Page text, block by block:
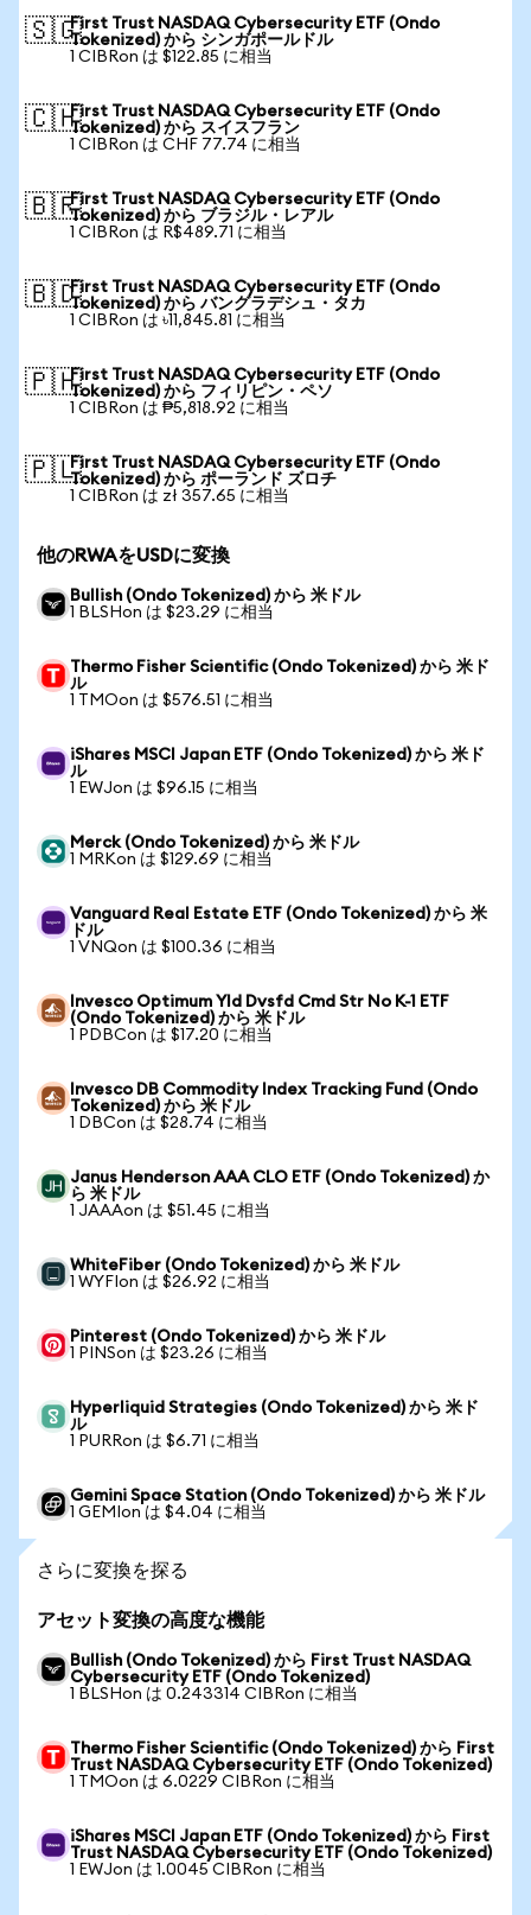
🇸🇬First Trust NASDAQ Cybersecurity ETF (Ondo
Tokenized) から シンガポールドル
1 CIBRon は $122.85 に相当
🇨🇭First Trust NASDAQ Cybersecurity ETF (Ondo
Tokenized) から スイスフラン
1 CIBRon は CHF 77.74 に相当
🇧🇷First Trust NASDAQ Cybersecurity ETF (Ondo
Tokenized) から ブラジル・レアル
1 CIBRon は R$489.71 に相当
🇧🇩First Trust NASDAQ Cybersecurity ETF (Ondo
Tokenized) から バングラデシュ・タカ
1 CIBRon は ৳11,845.81 に相当
🇵🇭First Trust NASDAQ Cybersecurity ETF (Ondo
Tokenized) から フィリピン・ペソ
1 CIBRon は ₱5,818.92 に相当
🇵🇱First Trust NASDAQ Cybersecurity ETF (Ondo
Tokenized) から ポーランド ズロチ
1 CIBRon は zł 357.65 に相当
他のRWAをUSDに変換
Bullish (Ondo Tokenized) から 米ドル
1 BLSHon は $23.29 に相当
Thermo Fisher Scientific (Ondo Tokenized) から 米ド
ル
1 TMOon は $576.51 に相当
iShares MSCI Japan ETF (Ondo Tokenized) から 米ド
ル
1 EWJon は $96.15 に相当
Merck (Ondo Tokenized) から 米ドル
1 MRKon は $129.69 に相当
Vanguard Real Estate ETF (Ondo Tokenized) から 米
ドル
1 VNQon は $100.36 に相当
Invesco Optimum Yld Dvsfd Cmd Str No K-1 ETF
(Ondo Tokenized) から 米ドル
1 PDBCon は $17.20 に相当
Invesco DB Commodity Index Tracking Fund (Ondo
Tokenized) から 米ドル
1 DBCon は $28.74 に相当
Janus Henderson AAA CLO ETF (Ondo Tokenized) か
ら 米ドル
1 JAAAon は $51.45 に相当
WhiteFiber (Ondo Tokenized) から 米ドル
1 WYFIon は $26.92 に相当
Pinterest (Ondo Tokenized) から 米ドル
1 PINSon は $23.26 に相当
Hyperliquid Strategies (Ondo Tokenized) から 米ド
ル
1 PURRon は $6.71 に相当
Gemini Space Station (Ondo Tokenized) から 米ドル
1 GEMIon は $4.04 に相当
さらに変換を探る
アセット変換の高度な機能
Bullish (Ondo Tokenized) から First Trust NASDAQ
Cybersecurity ETF (Ondo Tokenized)
1 BLSHon は 0.243314 CIBRon に相当
Thermo Fisher Scientific (Ondo Tokenized) から First
Trust NASDAQ Cybersecurity ETF (Ondo Tokenized)
1 TMOon は 6.0229 CIBRon に相当
iShares MSCI Japan ETF (Ondo Tokenized) から First
Trust NASDAQ Cybersecurity ETF (Ondo Tokenized)
1 EWJon は 1.0045 CIBRon に相当